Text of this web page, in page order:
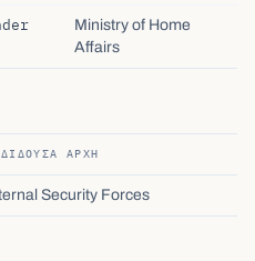
Ministry of Home
Affairs
ΑΡΧΉ
Security Forces